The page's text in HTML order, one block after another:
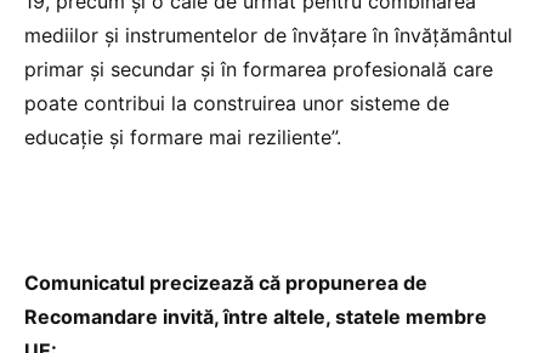
mediilor și instrumentelor de învățare în învățământul
primar și secundar și în formarea profesională care
poate contribui la construirea unor sisteme de
educație și formare mai reziliente”.
Comunicatul precizează că propunerea de
Recomandare invită, între altele, statele membre